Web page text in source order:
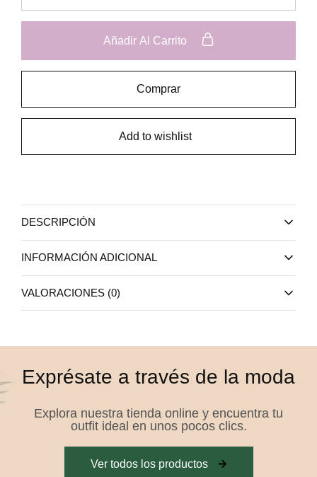
Añadir Al Carrito
Comprar
Add to wishlist
DESCRIPCIÓN
INFORMACIÓN ADICIONAL
VALORACIONES (0)
Exprésate a través de la moda
Explora nuestra tienda online y encuentra tu
outfit ideal en unos pocos clics.
Ver todos los productos